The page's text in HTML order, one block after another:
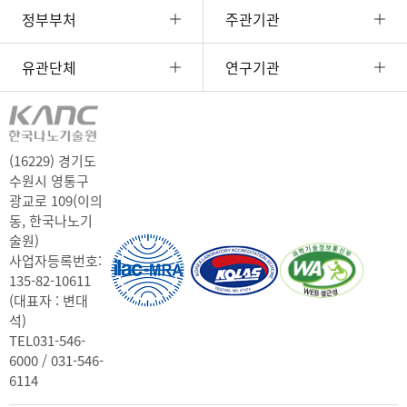
정부부처 주관기관
유관단체 연구기관
(16229) 경기도
수원시 영통구
광교로 109(이의
동, 한국나노기
술원)
사업자등록번호:
135-82-10611
(대표자 : 변대
석)
TEL031-546-
6000 / 031-546-
6114